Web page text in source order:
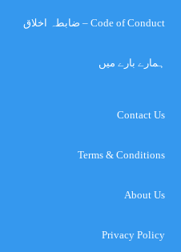
Code of Conduct – ضابطہ اخلاق
ہمارے بارے میں
Contact Us
Terms & Conditions
About Us
Privacy Policy